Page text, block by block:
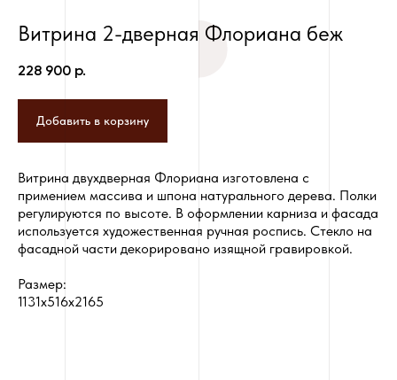
Витрина 2-дверная Флориана беж
228 900 р.
Добавить в корзину
Витрина двухдверная Флориана изготовлена с
примением массива и шпона натурального дерева. Полки
регулируются по высоте. В оформлении карниза и фасада
используется художественная ручная роспись. Стекло на
фасадной части декорировано изящной гравировкой.
Размер:
1131x516x2165